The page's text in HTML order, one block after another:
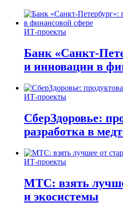
ИТ-проекты
Банк «Санкт-
и инновации в
ИТ-проекты
СберЗдоровье:
разработка в
ИТ-проекты
МТС: взять
и экосистемы